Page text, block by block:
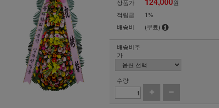
상품가
원
적립금
1%
배송비
(무료)
배송비추
가
수량